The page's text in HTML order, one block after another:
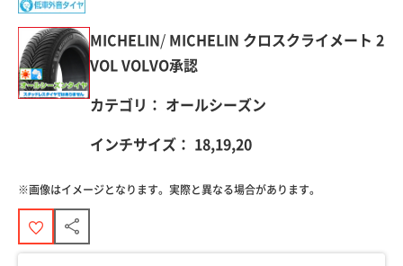
MICHELIN/ MICHELIN クロスクライメート 2
VOL VOLVO承認
カテゴリ： オールシーズン
インチサイズ： 18,19,20
※画像はイメージとなります。実際と異なる場合があります。